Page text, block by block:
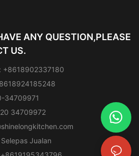
ANY QUESTION,PLEASE
US.
+8618902337180
34709971
34709972
Jualan